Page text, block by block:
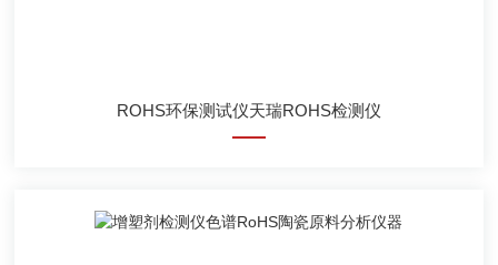
ROHS环保测试仪天瑞ROHS检测仪